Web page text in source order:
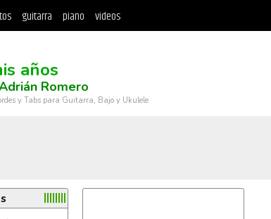
guitarra piano videos
años
Romero
y Tabs para Guitarra, Bajo y Ukulele